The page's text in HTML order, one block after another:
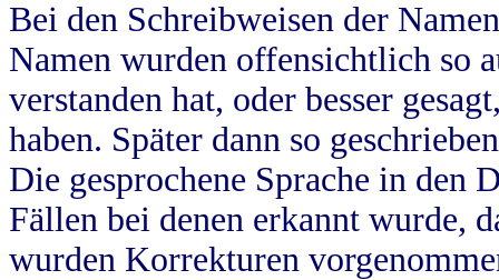
Bei den Schreibweisen der
Namen wurden offensichtlich so
verstanden hat, oder besser
haben. Später dann so
Die gesprochene Sprache in
Fällen bei denen erkannt wurde,
wurden Korrekturen